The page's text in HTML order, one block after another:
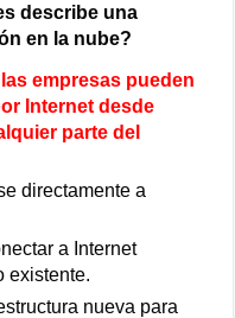
describe una
en la nube?
empresas pueden
Internet desde
parte del
directamente a
a Internet
existente.
nueva para